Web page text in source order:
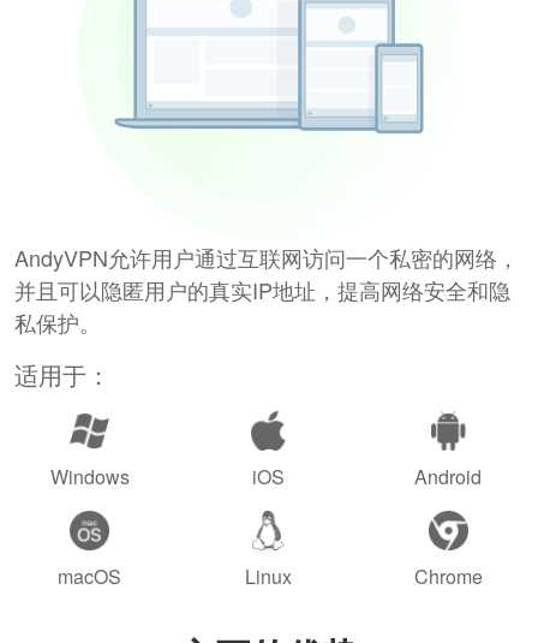
AndyVPN允许用户通过互联网访问一个私密的网络，
并且可以隐匿用户的真实IP地址，提高网络安全和隐
私保护。
适用于：
Windows iOS Android
macOS Linux Chrome